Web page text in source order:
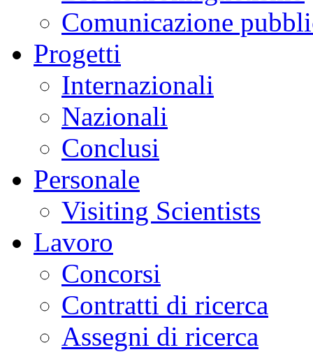
Comunicazione
Progetti
Internazionali
Nazionali
Conclusi
Personale
Visiting Scientists
Lavoro
Concorsi
Contratti di ricerca
Assegni di ricerca